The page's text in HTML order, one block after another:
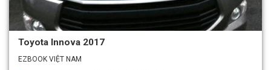
Toyota Innova 2017
EZBOOK VIỆT NAM